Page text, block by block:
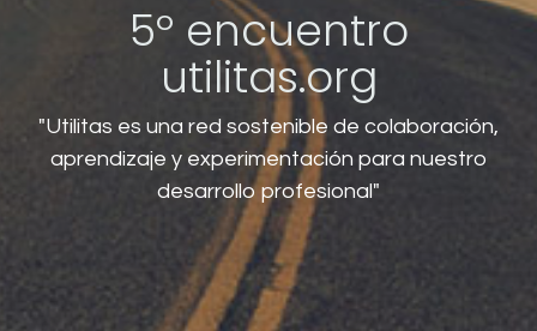
5º encuentro
utilitas.org
"Utilitas es una red sostenible de colaboración,
aprendizaje y experimentación para nuestro
desarrollo profesional"